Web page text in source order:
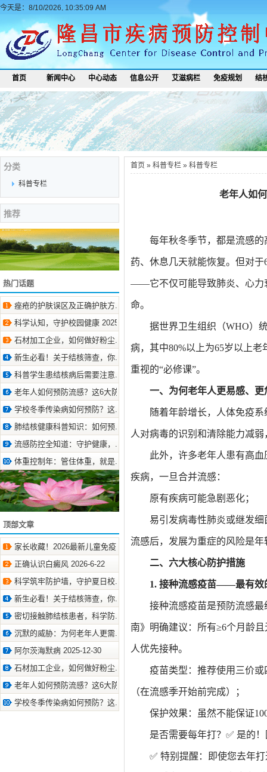
今天是：8/10/2026, 10:35:09 AM
首页 新闻中心 中心动态 信息公开 艾滋病栏 免疫规划 结
分类
科普专栏
推荐
热门话题
痤疮的护肤误区及正确护肤方.. 2025-9-29
科学认知，守护校园健康 2025-9-10
石材加工企业，如何做好粉尘.. 2025-12-15
新生必看！关于结核筛查，你.. 2026-6-11
科普学生患结核病后需要注意.. 2024-10-24
老年人如何预防流感？这6大防.. 2023-9-26
学校冬季传染病如何预防？这.. 2024-10-12
肺结核健康科普知识：如何预.. 2025-9-29
流感防控全知道：守护健康，.. 2025-3-12
体重控制年：管住体重，就是.. 2025-5-15
顶部文章
家长收藏！2026最新儿童免疫.. 2026-7-10
正确认识白癜风 2026-6-22
科学筑牢防护墙，守护夏日校.. 2026-6-22
新生必看！关于结核筛查，你.. 2026-6-11
密切接触肺结核患者，科学防.. 2026-4-9
沉默的威胁：为何老年人更需.. 2026-4-8
阿尔茨海默病 2025-12-30
石材加工企业，如何做好粉尘.. 2025-12-15
老年人如何预防流感？这6大防.. 2023-9-26
学校冬季传染病如何预防？这.. 2024-10-12
首页 » 科普专栏 » 科普专栏
老年人如
每年秋冬季节，都是流感
药、休息几天就能恢复。但对
——它不仅可能导致肺炎、心力
命。
据世界卫生组织（WHO）
病，其中80%以上为65岁以上
重视的“必修课”。
一、为何老年人更易感、更
随着年龄增长，人体免疫
人对病毒的识别和清除能力减
此外，许多老年人患有高
疾病，一旦合并流感：
原有疾病可能急剧恶化；
易引发病毒性肺炎或继发
流感后，发展为重症的风险是
二、六大核心防护措施
1. 接种流感疫苗——最有效
接种流感疫苗是预防流感
南》明确建议：所有≥6个月龄
人优先接种。
疫苗类型：推荐使用三价
（在流感季开始前完成）；
保护效果：虽然不能保证
是否需要每年打？✅ 是的
✅ 特别提醒：即使您去年